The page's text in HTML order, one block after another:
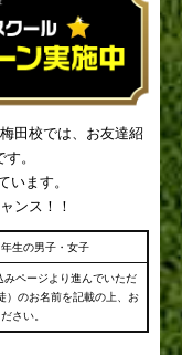
田校では、お友達紹
。
います。
ンス！！
生の男子・女子
ページより進んでいただ
）のお名前を記載の上、お
さい。